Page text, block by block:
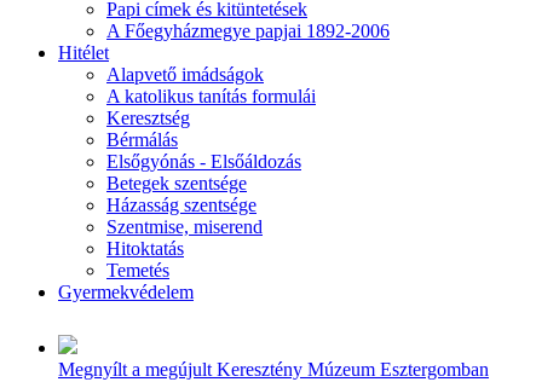
Papi címek és kitüntetések
A Főegyházmegye papjai 1892-2006
Hitélet
Alapvető imádságok
A katolikus tanítás formulái
Keresztség
Bérmálás
Elsőgyónás - Elsőáldozás
Betegek szentsége
Házasság szentsége
Szentmise, miserend
Hitoktatás
Temetés
Gyermekvédelem
Megnyílt a megújult Keresztény Múzeum Esztergomban